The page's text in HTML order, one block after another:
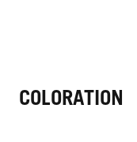
COLORATION